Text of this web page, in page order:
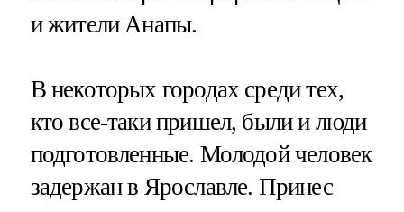
и жители Анапы.
В некоторых городах среди тех,
кто все-таки пришел, были и люди
подготовленные. Молодой человек
задержан в Ярославле. Принес